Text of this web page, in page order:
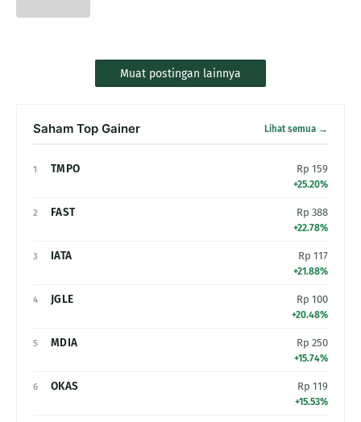
Muat postingan lainnya
Saham Top Gainer Lihat semua →
1 TMPO Rp 159
+25.20%
2 FAST Rp 388
+22.78%
3 IATA Rp 117
+21.88%
4 JGLE Rp 100
+20.48%
5 MDIA Rp 250
+15.74%
6 OKAS Rp 119
+15.53%